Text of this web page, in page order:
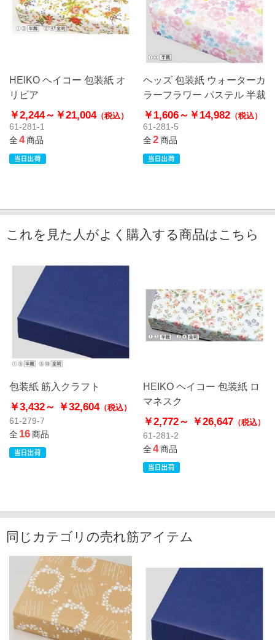
HEIKO ヘイコー 包装紙 オ
リビア
￥2,244～ ￥21,004（税込）
61-281-1
全4商品
ヘッズ 包装紙 ウォーターカ
ラーフラワー パステル 半裁
￥1,606～ ￥14,982 （税込）
61-281-5
全2商品
これを見た人がよく購入する商品はこちら
包装紙 筋入クラフト
￥3,432～ ￥32,604（税込）
61-279-7
全16商品
HEIKO ヘイコー 包装紙 ロ
マネスク
￥2,772～ ￥26,647（税込）
61-281-2
全4商品
同じカテゴリの売れ筋アイテム